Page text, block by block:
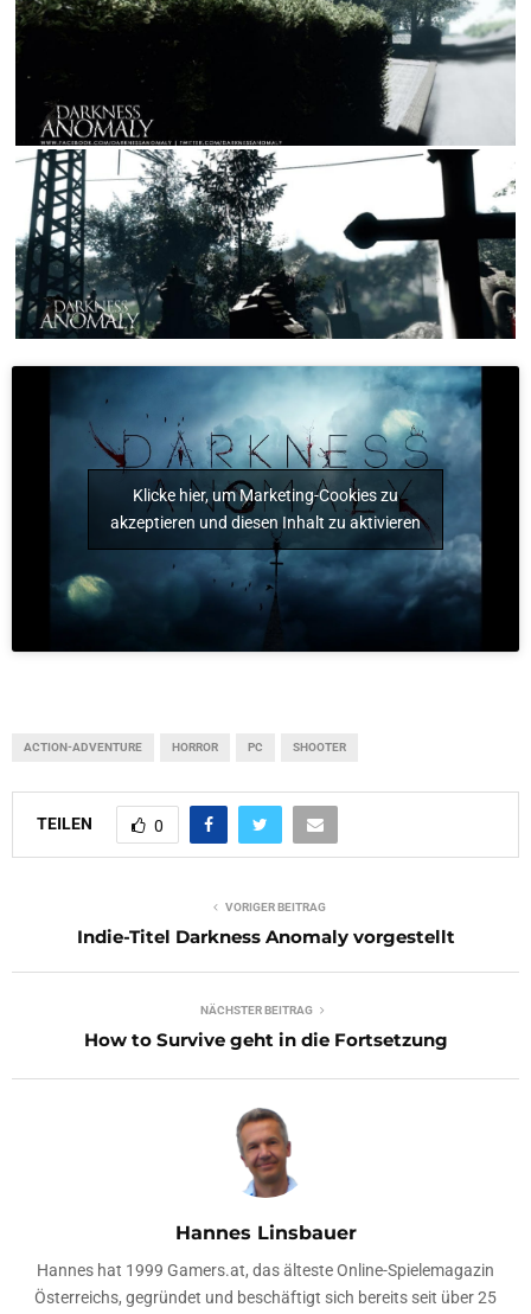
Klicke hier, um Marketing-Cookies zu
akzeptieren und diesen Inhalt zu aktivieren
ACTION-ADVENTURE HORROR PC SHOOTER
TEILEN 0
VORIGER BEITRAG
Indie-Titel Darkness Anomaly vorgestellt
NÄCHSTER BEITRAG
How to Survive geht in die Fortsetzung
Hannes Linsbauer
Hannes hat 1999 Gamers.at, das älteste Online-Spielemagazin
Österreichs, gegründet und beschäftigt sich bereits seit über 25